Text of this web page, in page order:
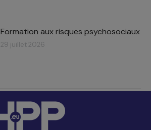
Formation aux risques psychosociaux
29 juillet 2026